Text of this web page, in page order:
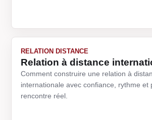
RELATION DISTANCE
Relation à distance
Comment construire une relation à
internationale avec confiance, rythme et
rencontre réel.